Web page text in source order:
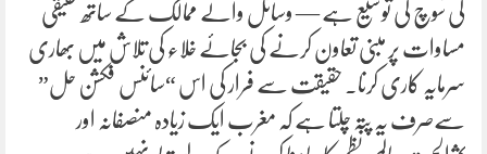
کی سوچ کی توسیع ہے — وسائل والے ممالک کے ساتھ حقیقی
مساوات پر مبنی تعاون کرنے کی بجائے خلاء کی تلاش میں بھاری
سرمایہ کاری کرنا۔ حقیقت سے فرار کی اس “سائنس فکشن حل”
سےصرف یہ پتہ چلتا ہے کہ مغرب ایک زیادہ منصفانہ اور